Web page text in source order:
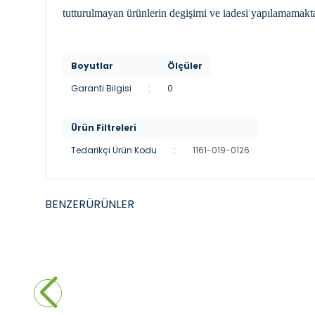
tutturulmayan ürünlerin degişimi ve iadesi
Boyutlar
Ölçüler
Garanti Bilgisi
: 0
Ürün Filtreleri
Tedarikçi Ürün Kodu
: 1161-019-0126
BENZERÜRÜNLER
Beyaz
%